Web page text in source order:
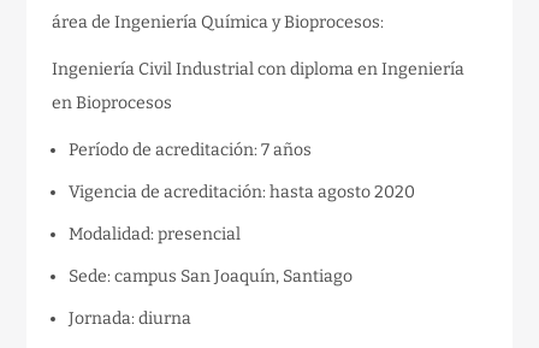
área de Ingeniería Química y Bioprocesos:
Ingeniería Civil Industrial con diploma en Ingeniería
en Bioprocesos
Período de acreditación: 7 años
Vigencia de acreditación: hasta agosto 2020
Modalidad: presencial
Sede: campus San Joaquín, Santiago
Jornada: diurna